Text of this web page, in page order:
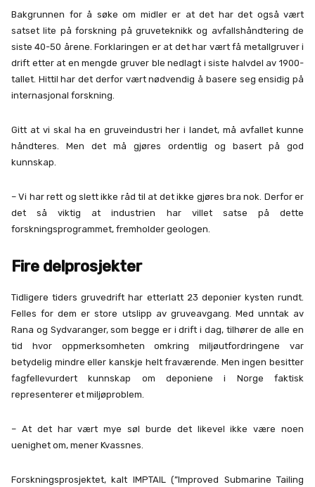
Bakgrunnen for å søke om midler er at det har det også vært
satset lite på forskning på gruveteknikk og avfallshåndtering de
siste 40-50 årene. Forklaringen er at det har vært få metallgruver i
drift etter at en mengde gruver ble nedlagt i siste halvdel av 1900-
tallet. Hittil har det derfor vært nødvendig å basere seg ensidig på
internasjonal forskning.
Gitt at vi skal ha en gruveindustri her i landet, må avfallet kunne
håndteres. Men det må gjøres ordentlig og basert på god
kunnskap.
– Vi har rett og slett ikke råd til at det ikke gjøres bra nok. Derfor er
det så viktig at industrien har villet satse på dette
forskningsprogrammet, fremholder geologen.
Fire delprosjekter
Tidligere tiders gruvedrift har etterlatt 23 deponier kysten rundt.
Felles for dem er store utslipp av gruveavgang. Med unntak av
Rana og Sydvaranger, som begge er i drift i dag, tilhører de alle en
tid hvor oppmerksomheten omkring miljøutfordringene var
betydelig mindre eller kanskje helt fraværende. Men ingen besitter
fagfellevurdert kunnskap om deponiene i Norge faktisk
representerer et miljøproblem.
– At det har vært mye søl burde det likevel ikke være noen
uenighet om, mener Kvassnes.
Forskningsprosjektet, kalt IMPTAIL (”Improved Submarine Tailing